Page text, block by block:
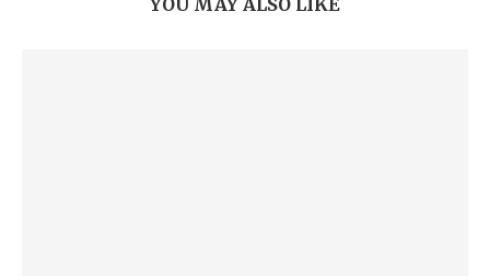
YOU MAY ALSO LIKE